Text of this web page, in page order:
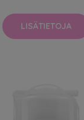
LISÄTIETOJA